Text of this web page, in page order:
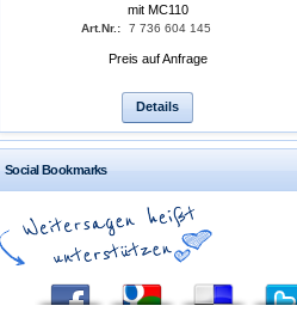
mit MC110
Art.Nr.: 7 736 604 145
Preis auf Anfrage
Details
Social Bookmarks